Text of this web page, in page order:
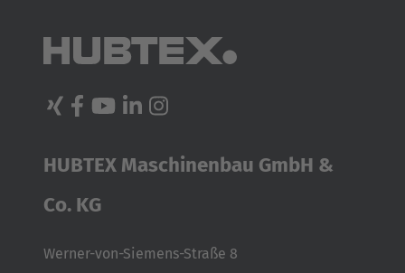
HUBTEX Maschinenbau GmbH &
Co. KG
Werner-von-Siemens-Straße 8